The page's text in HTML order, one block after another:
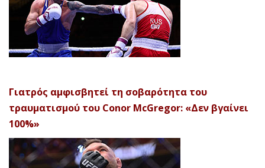
Γιατρός αμφισβητεί τη σοβαρότητα του
τραυματισμού του Conor McGregor: «Δεν βγαίνει
100%»